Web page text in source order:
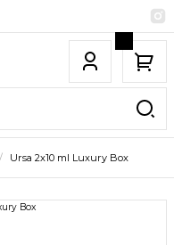
Ursa 2x10 ml Luxury Box